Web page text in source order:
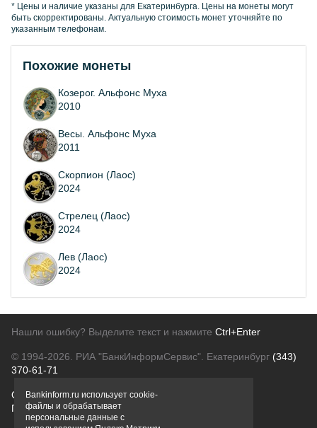
* Цены и наличие указаны для Екатеринбурга. Цены на монеты могут
быть скорректированы. Актуальную стоимость монет уточняйте по
указанным телефонам.
Похожие монеты
Козерог. Альфонс Муха
2010
Весы. Альфонс Муха
2011
Скорпион (Лаос)
2024
Стрелец (Лаос)
2024
Лев (Лаос)
2024
Нашли ошибку? Выделите текст и нажмите Ctrl+Enter
© 1994-2026. РИА "БанкИнформСервис". Екатеринбург (343)
370-61-71
О проектеПолитика конфиденциальности
Правовая информацияДля рекламодателей
Bankinform.ru использует cookie-
файлы и обрабатывает
персональные данные с